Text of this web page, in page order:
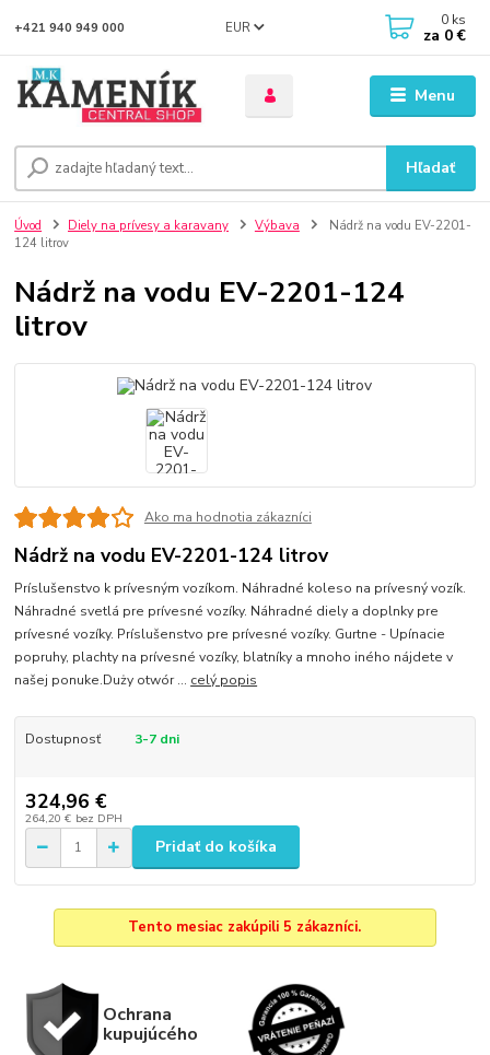
Menu
EUR
Hľadať
+421 940 949 000 0 ks
za 0 €
Úvod Diely na prívesy a karavany Výbava
Nádrž na vodu EV-2201-
124 litrov
Nádrž na vodu EV-2201-124
litrov
Ako ma hodnotia zákazníci
Nádrž na vodu EV-2201-124 litrov
Príslušenstvo k prívesným vozíkom. Náhradné koleso na prívesný vozík.
Náhradné svetlá pre prívesné vozíky. Náhradné diely a doplnky pre
prívesné vozíky. Príslušenstvo pre prívesné vozíky. Gurtne - Upínacie
popruhy, plachty na prívesné vozíky, blatníky a mnoho iného nájdete v
našej ponuke.Duży otwór ... celý popis
Dostupnosť 3-7 dni
324,96 €
264,20 € bez DPH
Pridať do košíka
Tento mesiac zakúpili 5 zákazníci.
Ochrana
kupujúcého